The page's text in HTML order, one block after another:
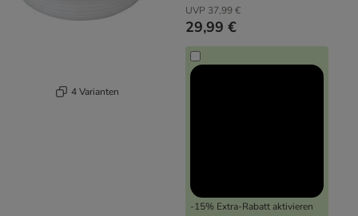
4 Varianten
UVP 37,99 €
29,99 €
-15% Extra-Rabatt aktivieren